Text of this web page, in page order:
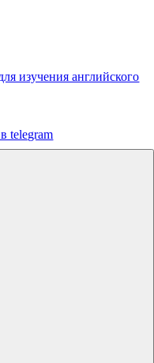
изучения английского